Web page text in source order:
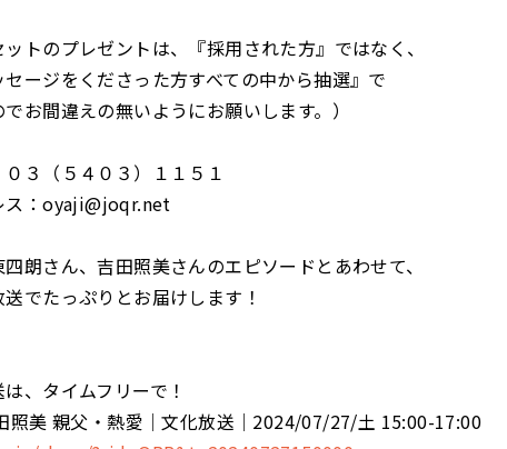
ットのプレゼントは、『採用された方』ではなく、
セージをくださった方すべての中から抽選』で
お間違えの無いようにお願いします。）
０３（５４０３）１１５１
ス：oyaji@joqr.net
朗さん、吉田照美さんのエピソードとあわせて、
でたっぷりとお届けします！
、タイムフリーで！
照美 親父・熱愛│文化放送│2024/07/27/土 15:00-17:00